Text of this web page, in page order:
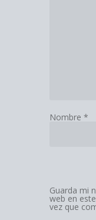
Nombre *
Guarda mi
web en
vez que